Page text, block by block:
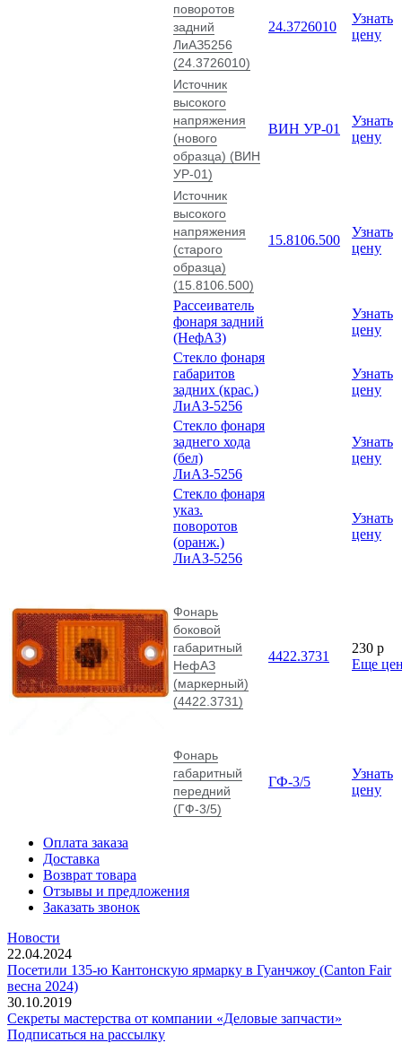
поворотов
задний
ЛиАЗ5256
(24.3726010)
24.3726010
Узнать
цену
Источник
высокого
напряжения
(нового
образца) (ВИН
УР-01)
ВИН УР-01
Узнать
цену
Источник
высокого
напряжения
(старого
образца)
(15.8106.500)
15.8106.500
Узнать
цену
Рассеиватель
фонаря задний
(НефАЗ)
Узнать
цену
Стекло фонаря
габаритов
задних (крас.)
ЛиАЗ-5256
Узнать
цену
Стекло фонаря
заднего хода
(бел)
ЛиАЗ-5256
Узнать
цену
Стекло фонаря
указ.
поворотов
(оранж.)
ЛиАЗ-5256
Узнать
цену
Фонарь
боковой
габаритный
НефАЗ
(маркерный)
(4422.3731)
4422.3731
230 p
Еще
Фонарь
габаритный
передний
(ГФ-3/5)
ГФ-3/5
Узнать
цену
Оплата заказа
Доставка
Возврат товара
Отзывы и предложения
Заказать звонок
Новости
22.04.2024
Посетили 135-ю Кантонскую ярмарку в Гуанчжоу (Canton Fair
весна 2024)
30.10.2019
Секреты мастерства от компании «Деловые запчасти»
Подписаться на рассылку